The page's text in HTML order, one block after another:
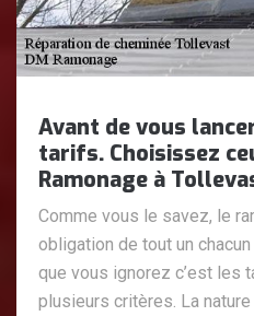
Avant de vous
tarifs. Choisissez
Ramonage à
Comme vous le savez, le
obligation de tout un
que vous ignorez c’est les
plusieurs critères. La nature